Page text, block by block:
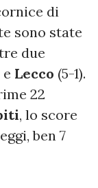
di
sono state
due
Lecco (5-1).
22
, lo score
ben 7